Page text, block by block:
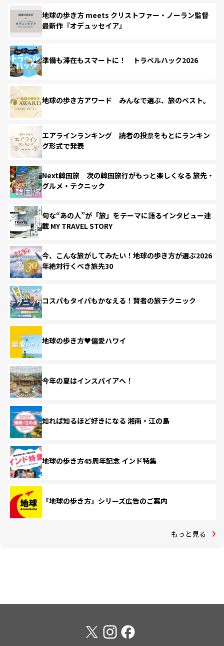
地球の歩き方 meets クリストファー・ノーラン監督
最新作『オデュッセイア』
準備も滞在もスマートに！ トラベルハック2026
地球の歩き方アワード みんなで選ぶ、旅のベスト。
エアラインランキング 読者の投票をもとにランキン
グ形式で発表
Next韓国旅 次の韓国旅行がもっと楽しくなる 旅先・
グルメ・テクニック
旬な“あの人”が「旅」をテーマに語るインタビュー連
載 MY TRAVEL STORY
今、こんな旅がしてみたい！地球の歩き方が選ぶ2026
年絶対行くべき旅先30
コスパもタイパもかなえる！賢者の旅テクニック
地球の歩き方♥偏愛ハワイ
今年の夏はインスパイアへ！
知れば知るほど好きになる 湘南・江の島
地球の歩き方45周年記念 インド特集
「地球の歩き方」シリーズ広告のご案内
もっと見る